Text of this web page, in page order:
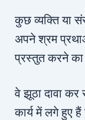
कुछ व्यक्ति या
अपने श्रम
प्रस्तुत करने
वे झूठा दावा
कार्य में लगे हुए हैं